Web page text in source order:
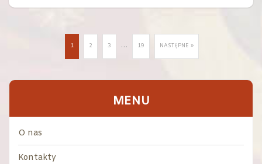
1 2 3 … 19 NASTĘPNE »
MENU
O nas
Kontakty